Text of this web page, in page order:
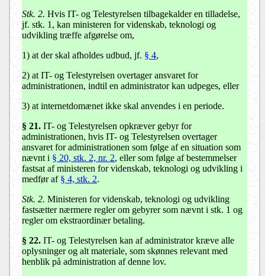
Stk. 2. Hvis IT- og Telestyrelsen tilbagekalder en tilladelse,
jf. stk. 1, kan ministeren for videnskab, teknologi og
udvikling træffe afgørelse om,
1) at der skal afholdes udbud, jf. § 4,
2) at IT- og Telestyrelsen overtager ansvaret for
administrationen, indtil en administrator kan udpeges, eller
3) at internetdomænet ikke skal anvendes i en periode.
§ 21. IT- og Telestyrelsen opkræver gebyr for
administrationen, hvis IT- og Telestyrelsen overtager
ansvaret for administrationen som følge af en situation som
nævnt i § 20, stk. 2, nr. 2, eller som følge af bestemmelser
fastsat af ministeren for videnskab, teknologi og udvikling i
medfør af § 4, stk. 2.
Stk. 2. Ministeren for videnskab, teknologi og udvikling
fastsætter nærmere regler om gebyrer som nævnt i stk. 1 og
regler om ekstraordinær betaling.
§ 22. IT- og Telestyrelsen kan af administrator kræve alle
oplysninger og alt materiale, som skønnes relevant med
henblik på administration af denne lov.